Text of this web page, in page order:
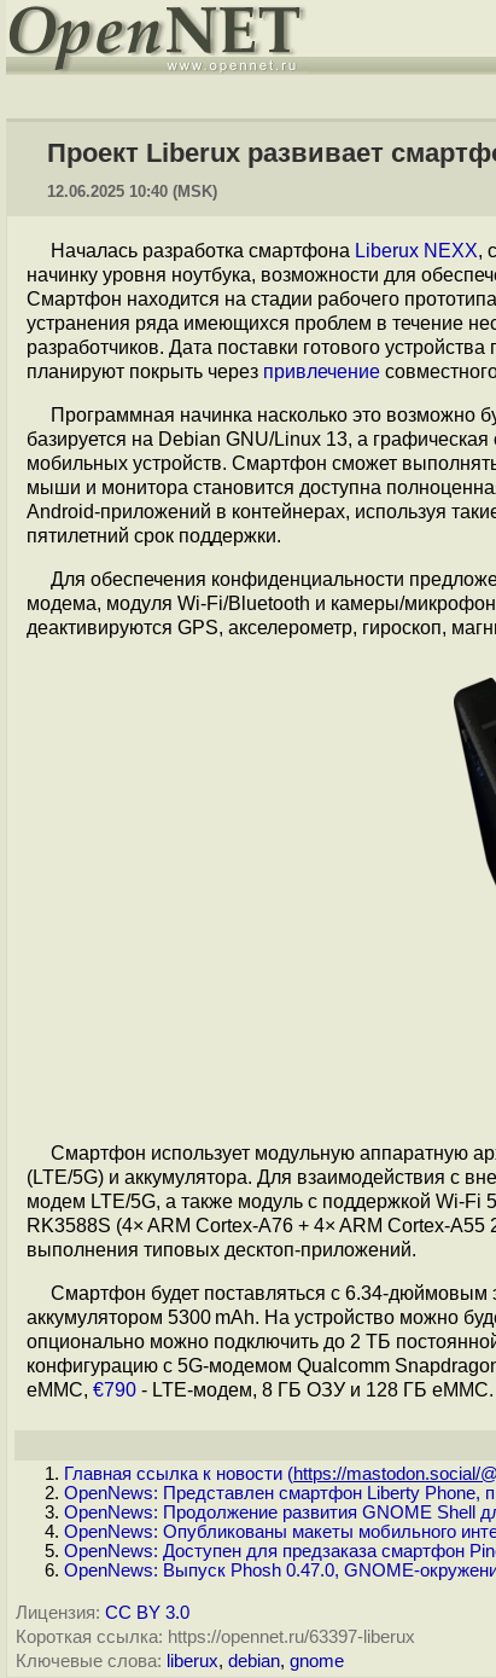
Проект Liberux развивает
12.06.2025 10:40 (MSK)
Началась разработка смартфона Liberux NEXX,
начинку уровня ноутбука, возможности для
Смартфон находится на стадии рабочего
устранения ряда имеющихся проблем в течение
разработчиков. Дата поставки готового
планируют покрыть через привлечение
Программная начинка насколько это возможно
базируется на Debian GNU/Linux 13, а
мобильных устройств. Смартфон сможет
мыши и монитора становится доступна
Android-приложений в контейнерах, используя
пятилетний срок поддержки.
Для обеспечения конфиденциальности
модема, модуля Wi-Fi/Bluetooth и камеры/
деактивируются GPS, акселерометр, гироскоп,
Смартфон использует модульную аппаратную
(LTE/5G) и аккумулятора. Для взаимодействия с
модем LTE/5G, а также модуль с поддержкой Wi-
RK3588S (4× ARM Cortex-A76 + 4× ARM Cortex-A55
выполнения типовых десктоп-приложений.
Смартфон будет поставляться с 6.34-
аккумулятором 5300 mAh. На устройство можно
опционально можно подключить до 2 ТБ
конфигурацию с 5G-модемом Qualcomm
eMMC, €790 - LTE-модем, 8 ГБ ОЗУ и 128 ГБ eMMC.
Главная ссылка к новости (https://mastodon.social/
OpenNews: Представлен смартфон Liberty Phone,
OpenNews: Продолжение развития GNOME Shell
OpenNews: Опубликованы макеты мобильного
OpenNews: Доступен для предзаказа смартфон
OpenNews: Выпуск Phosh 0.47.0, GNOME-
Лицензия: CC BY 3.0
Короткая ссылка: https://opennet.ru/63397-liberux
Ключевые слова: liberux, debian, gnome